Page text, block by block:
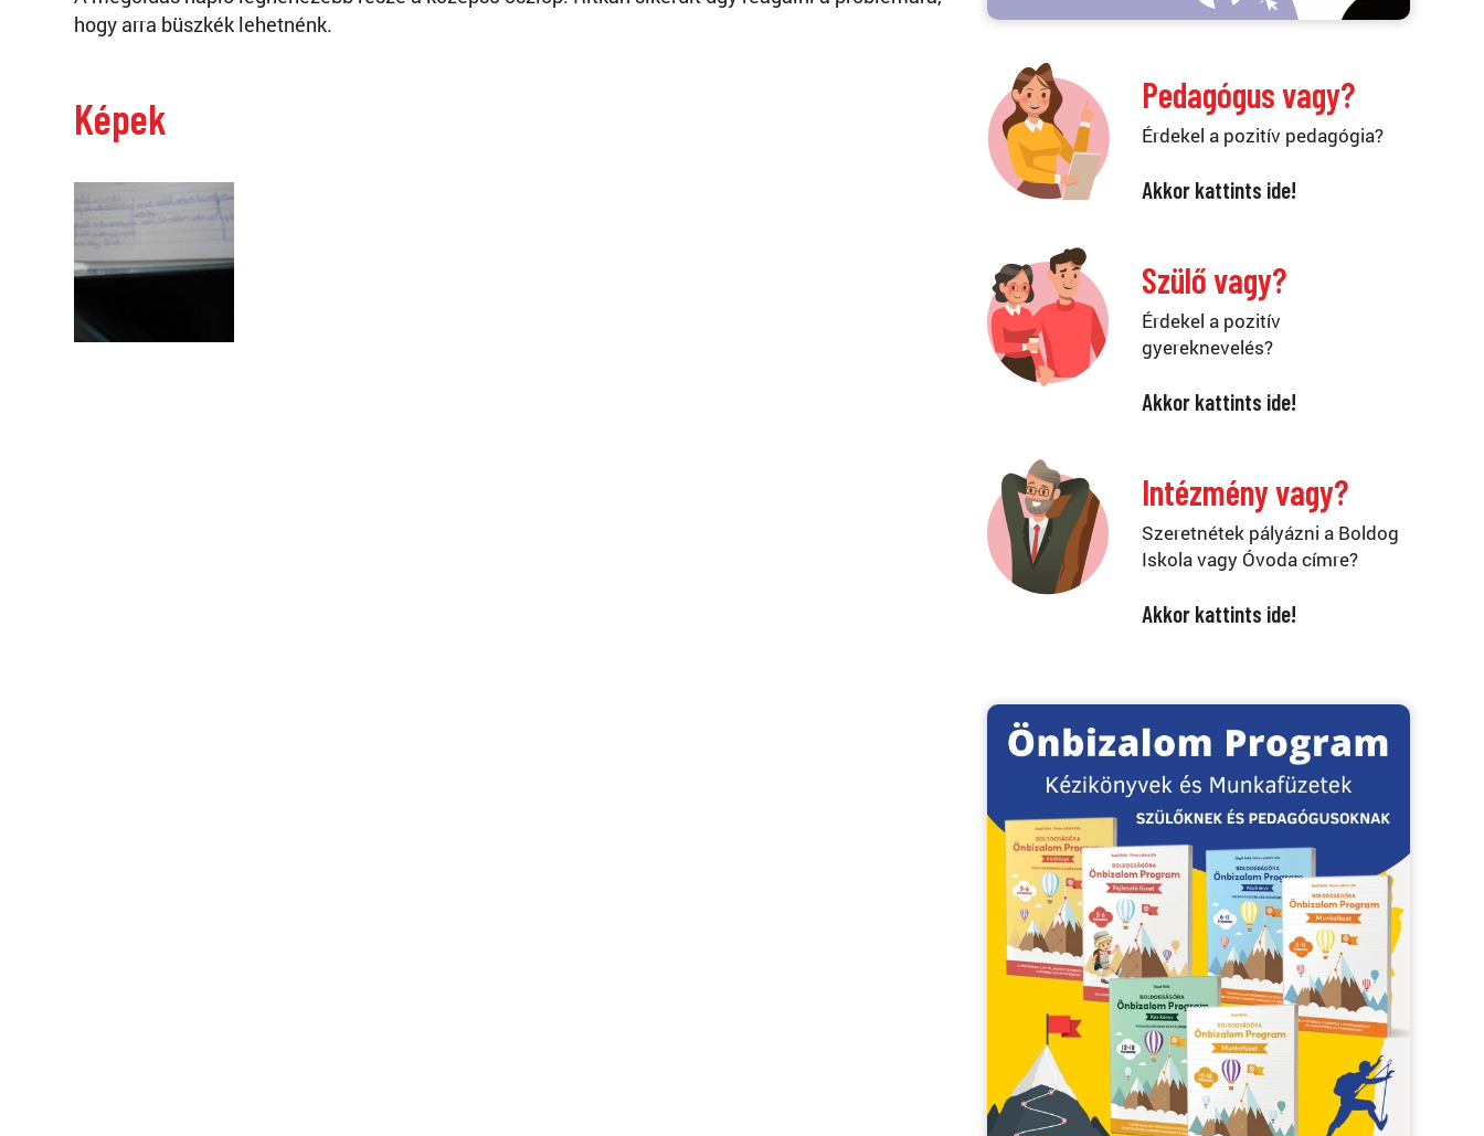
hogy arra büszkék lehetnénk.
Képek Pedagógus vagy?
Érdekel a pozitív pedagógia?
Akkor kattints ide!
Szülő vagy?
Érdekel a pozitív
gyereknevelés?
Akkor kattints ide!
Intézmény vagy?
Szeretnétek pályázni a Boldog
Iskola vagy Óvoda címre?
Akkor kattints ide!